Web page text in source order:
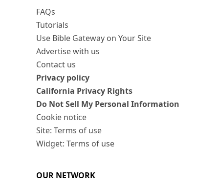
FAQs
Tutorials
Use Bible Gateway on Your Site
Advertise with us
Contact us
Privacy policy
California Privacy Rights
Do Not Sell My Personal Information
Cookie notice
Site: Terms of use
Widget: Terms of use
OUR NETWORK